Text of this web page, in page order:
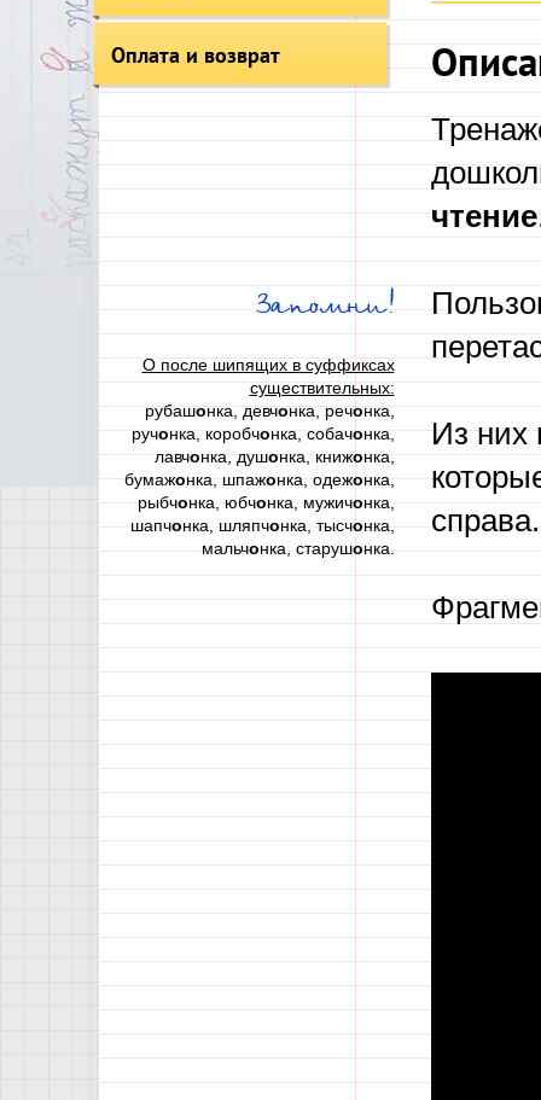
Оплата и возврат
Запомни!
О после шипящих в суффиксах
существительных:
рубашонка, девчонка, речонка,
ручонка, коробчонка, собачонка,
лавчонка, душонка, книжонка,
бумажонка, шпажонка, одежонка,
рыбчонка, юбчонка, мужичонка,
шапчонка, шляпчонка, тысчонка,
мальчонка, старушонка.
чтение
Из них